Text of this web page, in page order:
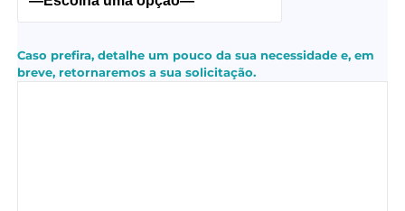
Caso prefira, detalhe um pouco da sua necessidade e, em
breve, retornaremos a sua solicitação.